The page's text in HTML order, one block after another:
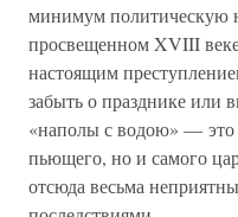
минимум политическую
просвещенном XVIII
настоящим
забыть о празднике или
«наполы с водою» — это
пьющего, но и самого
отсюда весьма